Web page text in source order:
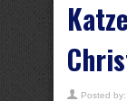
Posted by: